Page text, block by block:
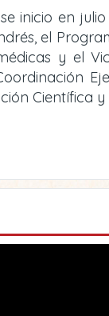
inicio en
el
y el
Científica